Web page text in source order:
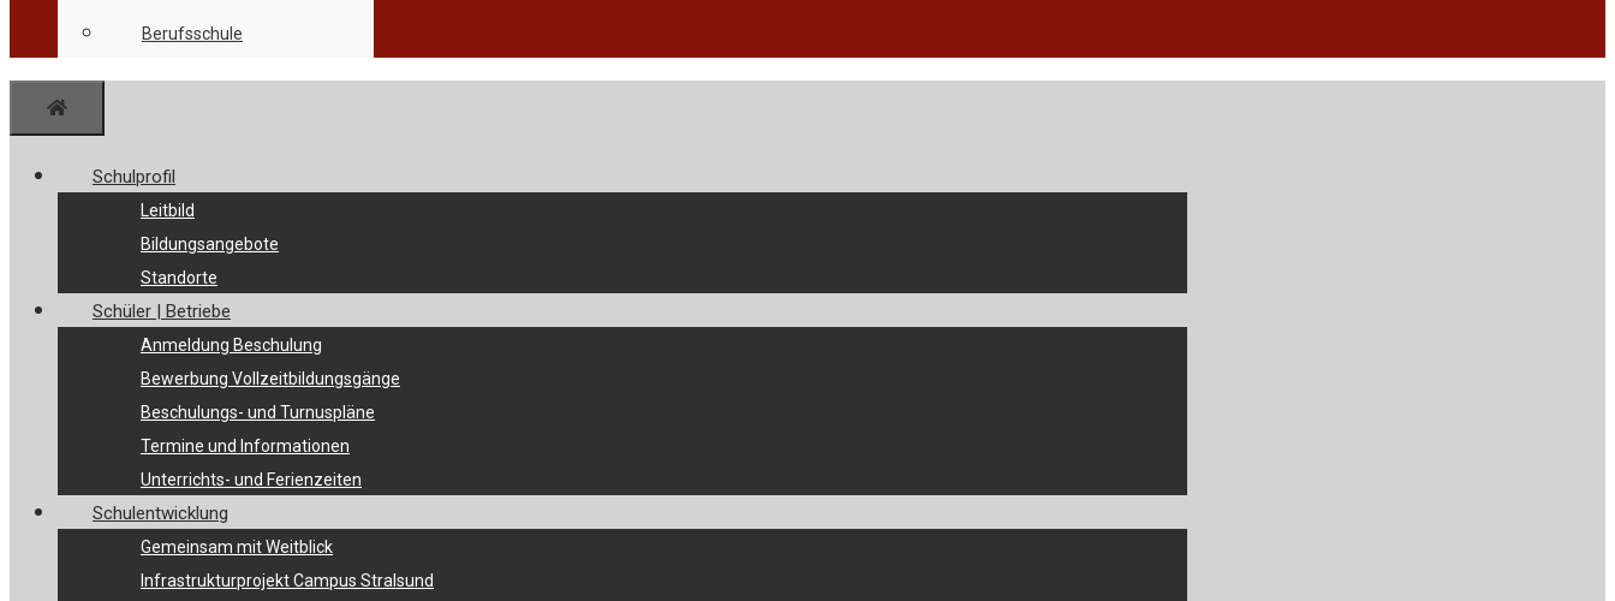
Berufsschule
Schulprofil
Leitbild
Bildungsangebote
Standorte
Schüler | Betriebe
Anmeldung Beschulung
Bewerbung Vollzeitbildungsgänge
Beschulungs- und Turnuspläne
Termine und Informationen
Unterrichts- und Ferienzeiten
Schulentwicklung
Gemeinsam mit Weitblick
Infrastrukturprojekt Campus Stralsund